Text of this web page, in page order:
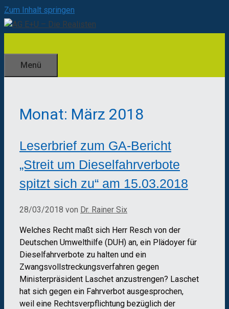
Zum Inhalt springen
Menü
Monat: März 2018
Leserbrief zum GA-Bericht
„Streit um Dieselfahrverbote
spitzt sich zu“ am 15.03.2018
28/03/2018 von Dr. Rainer Six
Welches Recht maßt sich Herr Resch von der
Deutschen Umwelthilfe (DUH) an, ein Plädoyer für
Dieselfahrverbote zu halten und ein
Zwangsvollstreckungsverfahren gegen
Ministerpräsident Laschet anzustrengen? Laschet
hat sich gegen ein Fahrverbot ausgesprochen,
weil eine Rechtsverpflichtung bezüglich der